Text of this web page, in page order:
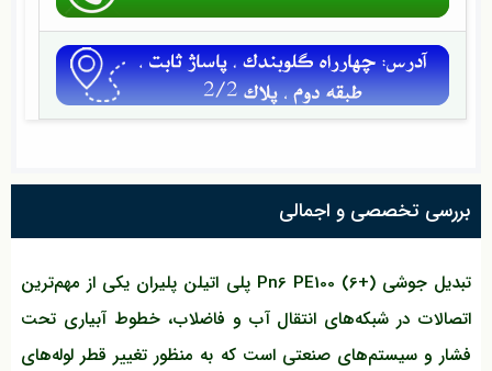
بررسی تخصصی و اجمالی
تبدیل جوشی Pn6 PE100 (6+) پلی اتیلن پلیران یکی از مهم‌ترین
اتصالات در شبکه‌های انتقال آب و فاضلاب، خطوط آبیاری تحت
فشار و سیستم‌های صنعتی است که به منظور تغییر قطر لوله‌های